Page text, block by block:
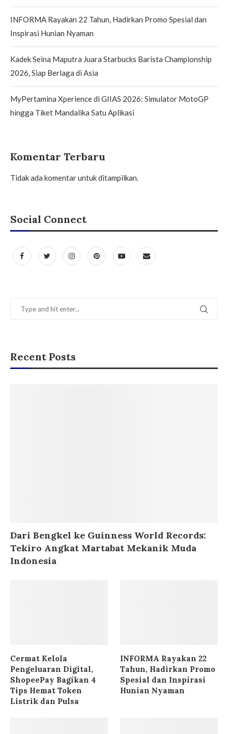
INFORMA Rayakan 22 Tahun, Hadirkan Promo Spesial dan
Inspirasi Hunian Nyaman
Kadek Seina Maputra Juara Starbucks Barista Championship
2026, Siap Berlaga di Asia
MyPertamina Xperience di GIIAS 2026: Simulator MotoGP
hingga Tiket Mandalika Satu Aplikasi
Komentar Terbaru
Tidak ada komentar untuk ditampilkan.
Social Connect
Recent Posts
Dari Bengkel ke Guinness World Records:
Tekiro Angkat Martabat Mekanik Muda
Indonesia
Cermat Kelola
Pengeluaran Digital,
ShopeePay Bagikan 4
Tips Hemat Token
Listrik dan Pulsa
INFORMA Rayakan 22
Tahun, Hadirkan Promo
Spesial dan Inspirasi
Hunian Nyaman